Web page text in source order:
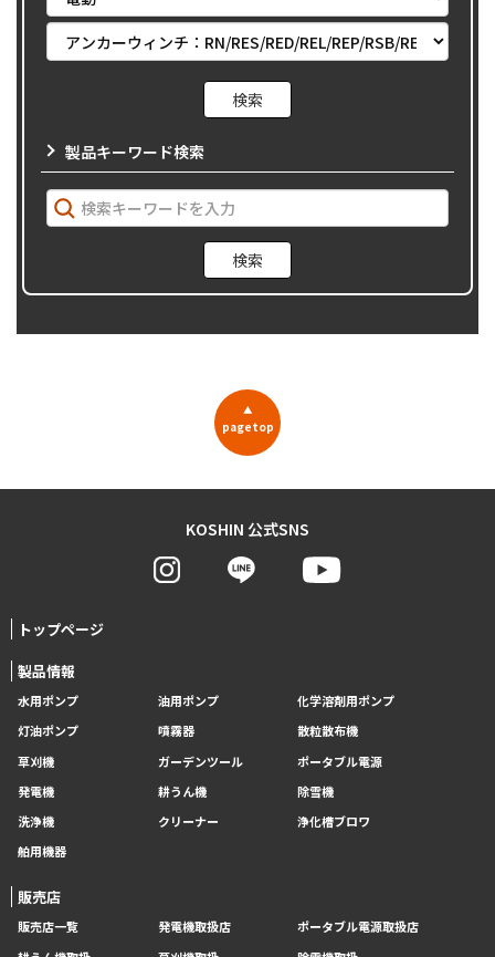
製品キーワード検索
▲
pagetop
KOSHIN 公式SNS
トップページ
製品情報
水用ポンプ 油用ポンプ
化学溶剤用ポンプ
灯油ポンプ
噴霧器
散粒散布機
草刈機
ガーデンツール
ポータブル電源
発電機
耕うん機
除雪機
洗浄機
クリーナー
浄化槽ブロワ
舶用機器
販売店
販売店一覧 発電機取扱店
ポータブル電源取扱店